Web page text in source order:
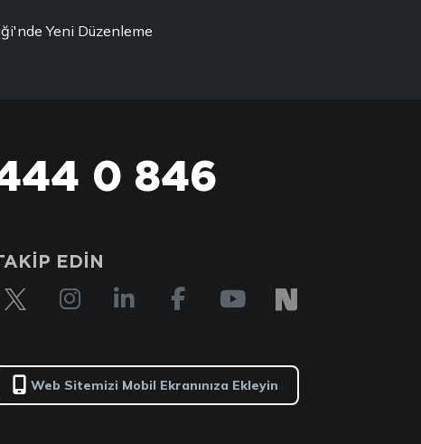
Yeni Düzenleme
0 846
EDİN
Web Sitemizi Mobil Ekranınıza Ekleyin